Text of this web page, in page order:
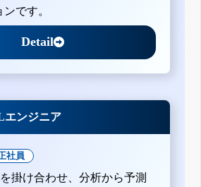
です。
Detail
エンジニア
社員
掛け合わせ、分析から予測